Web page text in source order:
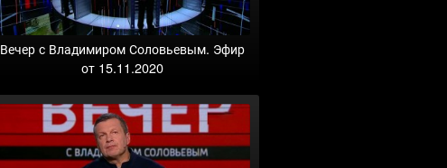
Вечер с Владимиром Соловьевым. Эфир
от 15.11.2020